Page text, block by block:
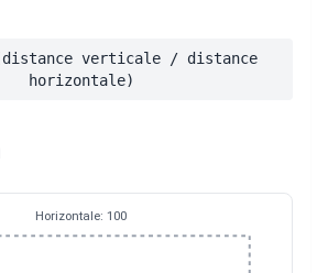
verticale / distance
horizontale)
Horizontale:100